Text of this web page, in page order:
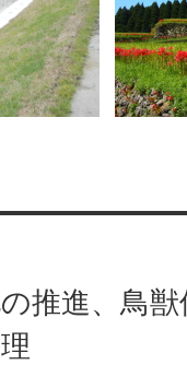
推進、鳥